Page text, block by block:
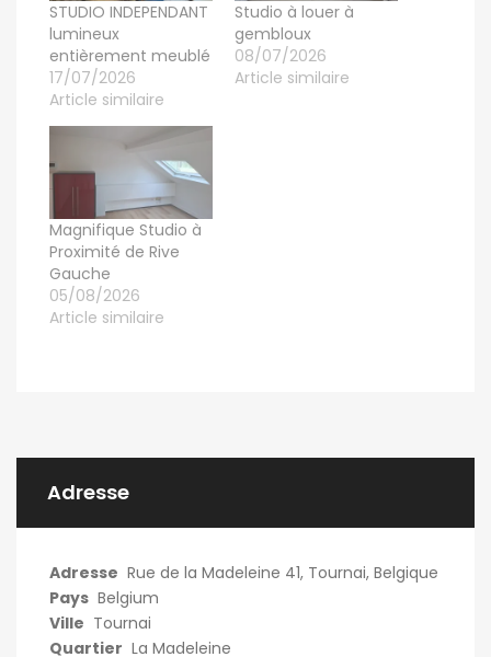
STUDIO INDEPENDANT
lumineux
entièrement meublé
17/07/2026
Article similaire
Studio à louer à
gembloux
08/07/2026
Article similaire
Magnifique Studio à
Proximité de Rive
Gauche
05/08/2026
Article similaire
Adresse
Adresse Rue de la Madeleine 41, Tournai, Belgique
Pays Belgium
Ville Tournai
Quartier La Madeleine